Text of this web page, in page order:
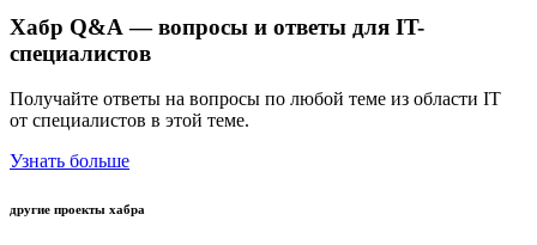
Хабр Q&A — вопросы и ответы для IT-
специалистов
Получайте ответы на вопросы по любой теме из области IT
от специалистов в этой теме.
Узнать больше
другие проекты хабра